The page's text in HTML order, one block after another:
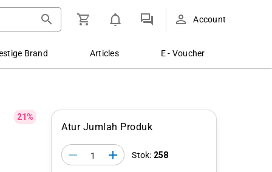
Account
Brand Articles E - Voucher
21%
Atur Jumlah Produk
Stok: 258